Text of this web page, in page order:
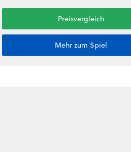
Preisvergleich
Mehr zum Spiel